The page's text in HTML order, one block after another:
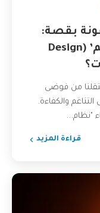
بقصة:
كيف أنقذني ‘نظام التصميم’ (Design
من فوضى
التناغم والكفاءة.
"نظام...
قراءة المزيد